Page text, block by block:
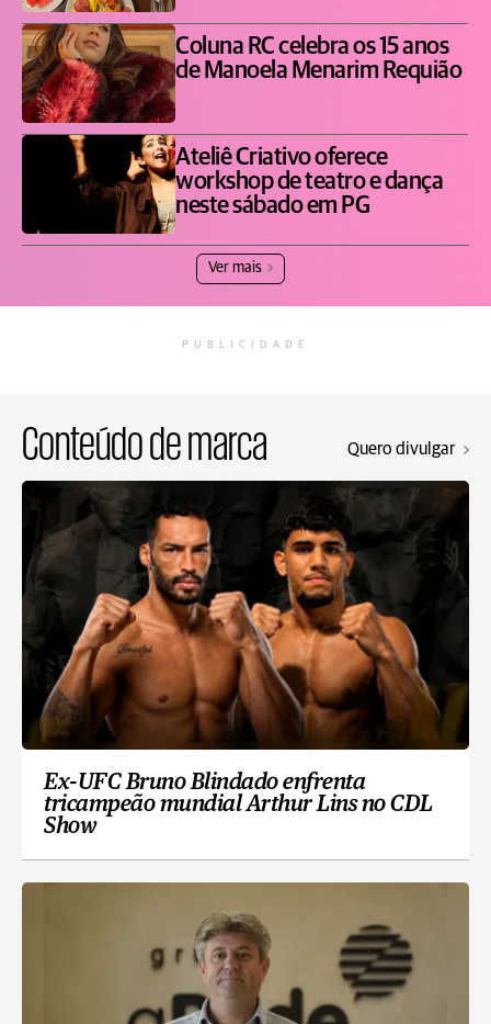
Coluna RC celebra os 15 anos
de Manoela Menarim Requião
Ateliê Criativo oferece
workshop de teatro e dança
neste sábado em PG
Ver mais
PUBLICIDADE
Conteúdo de marca Quero divulgar
Ex-UFC Bruno Blindado enfrenta
tricampeão mundial Arthur Lins no CDL
Show